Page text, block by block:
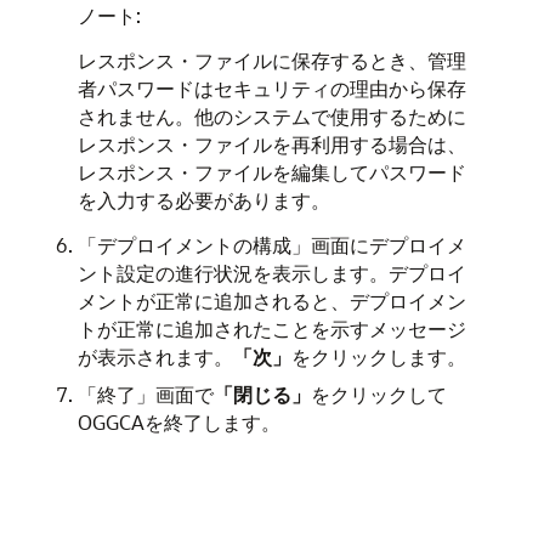
ノート:
レスポンス・ファイルに保存するとき、管理
者パスワードはセキュリティの理由から保存
されません。他のシステムで使用するために
レスポンス・ファイルを再利用する場合は、
レスポンス・ファイルを編集してパスワード
を入力する必要があります。
「デプロイメントの構成」画面にデプロイメ
ント設定の進行状況を表示します。デプロイ
メントが正常に追加されると、デプロイメン
トが正常に追加されたことを示すメッセージ
が表示されます。
「次」 をクリックします。
「終了」画面で「閉じる」 をクリックして
OGGCAを終了します。